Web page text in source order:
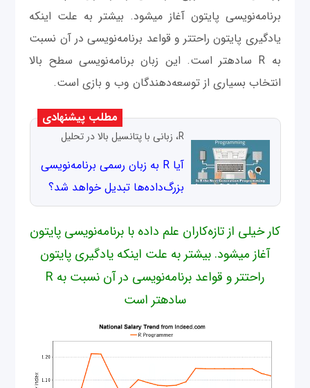
برنامه‌نویسی پایتون آغاز می‎شود. بیشتر به علت اینکه
یادگیری پایتون راحت‎تر و قواعد برنامه‌نویسی در آن نسبت
به R ساده‎تر است. این زبان برنامه‌نویسی سطح بالا
انتخاب بسیاری از توسعه‌دهندگان وب و بازی است.
مطلب پیشنهادی
R، زبانی با پتانسیل بالا در تحلیل
آیا R به زبان رسمی برنامه‌نویسی
بزرگ‌داده‌ها تبدیل خواهد شد؟
کار خیلی از تازه‌کاران علم داده با برنامه‌نویسی پایتون
آغاز می‎شود. بیشتر به علت اینکه یادگیری پایتون
راحت‎تر و قواعد برنامه‌نویسی در آن نسبت به R
ساده‎تر است